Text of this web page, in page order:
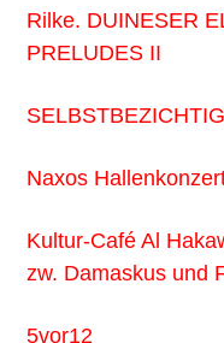
Rilke. DUINESER
PRELUDES II
Naxos
Kultur-Café Al
zw. Damaskus und
5vor12